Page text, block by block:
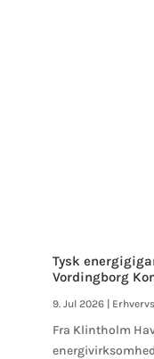
Tysk
Vordingborg
9. Jul 2026 |
Fra Klintholm